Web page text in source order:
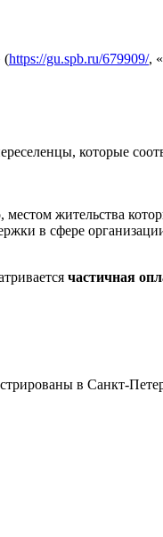
(https://gu.spb.ru/679909/,
которые
жительства
в сфере
частичная
в Санкт-